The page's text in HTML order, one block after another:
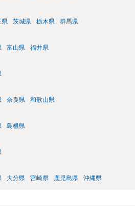
県 茨城県 栃木県 群馬県
富山県 福井県
奈良県 和歌山県
島根県
大分県 宮崎県 鹿児島県 沖縄県